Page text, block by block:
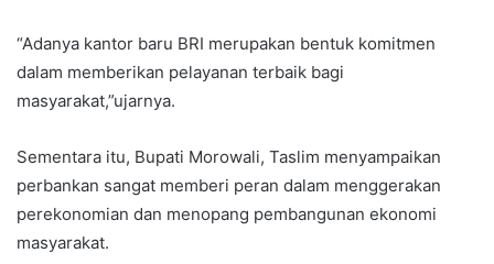
“Adanya kantor baru BRI merupakan bentuk komitmen
dalam memberikan pelayanan terbaik bagi
masyarakat,”ujarnya.
Sementara itu, Bupati Morowali, Taslim menyampaikan
perbankan sangat memberi peran dalam menggerakan
perekonomian dan menopang pembangunan ekonomi
masyarakat.